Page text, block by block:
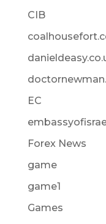
CIB
EC
Forex News
game
game1
Games